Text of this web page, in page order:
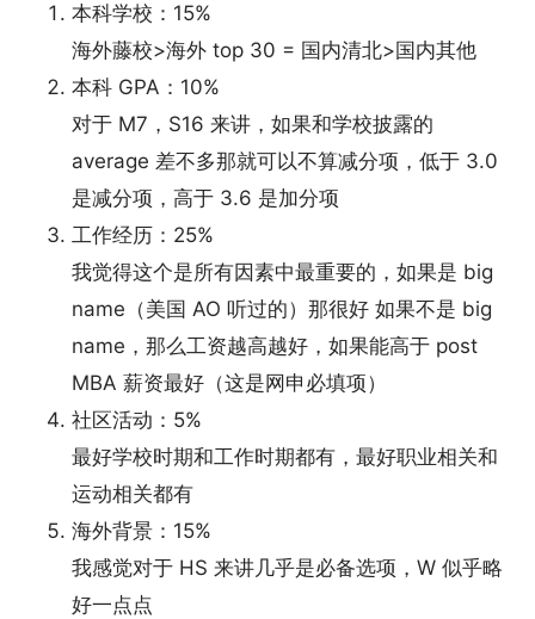
本科学校：15%
海外藤校>海外 top 30 = 国内清北>国内其他
本科 GPA：10%
对于 M7，S16 来讲，如果和学校披露的
average 差不多那就可以不算减分项，低于 3.0
是减分项，高于 3.6 是加分项
工作经历：25%
我觉得这个是所有因素中最重要的，如果是 big
name（美国 AO 听过的）那很好 如果不是 big
name，那么工资越高越好，如果能高于 post
MBA 薪资最好（这是网申必填项）
社区活动：5%
最好学校时期和工作时期都有，最好职业相关和
运动相关都有
海外背景：15%
我感觉对于 HS 来讲几乎是必备选项，W 似乎略
好一点点